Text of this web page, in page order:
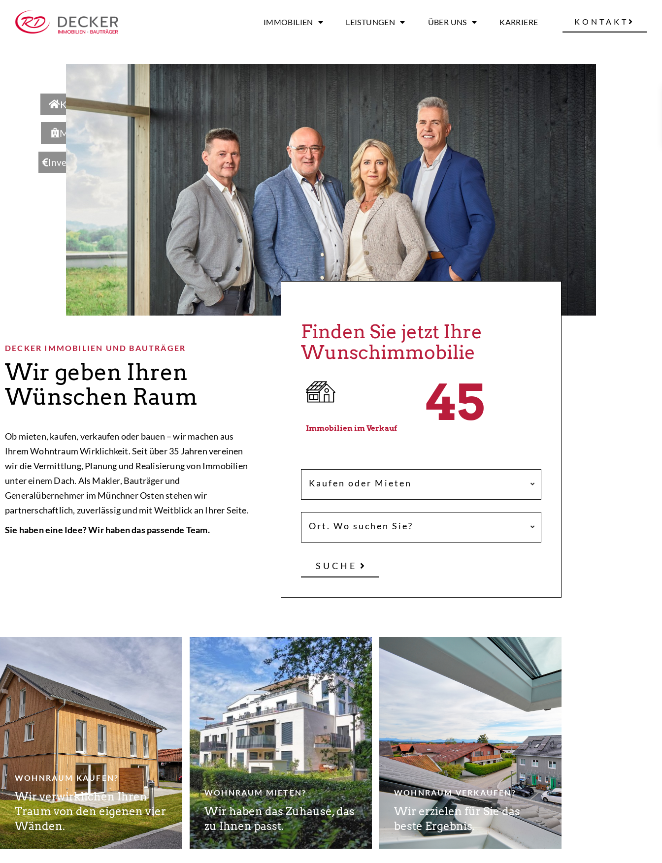
IMMOBILIEN LEISTUNGEN ÜBER UNS KARRIERE KONTAKT
Kaufen
Mieten
Investieren
DECKER IMMOBILIEN UND BAUTRÄGER
Wir geben Ihren
Wünschen Raum
Ob mieten, kaufen, verkaufen oder bauen – wir machen aus
Ihrem Wohntraum Wirklichkeit. Seit über 35 Jahren vereinen
wir die Vermittlung, Planung und Realisierung von Immobilien
unter einem Dach. Als Makler, Bauträger und
Generalübernehmer im Münchner Osten stehen wir
partnerschaftlich, zuverlässig und mit Weitblick an Ihrer Seite.
Sie haben eine Idee? Wir haben das passende Team.
Finden Sie jetzt Ihre
Wunschimmobilie
Immobilien im Verkauf 45
Kaufen oder Mieten
Ort. Wo suchen Sie?
SUCHE
WOHNRAUM KAUFEN?
Wir verwirklichen Ihren
Traum von den eigenen vier
Wänden.
WOHNRAUM MIETEN?
Wir haben das Zuhause, das
zu Ihnen passt.
WOHNRAUM VERKAUFEN?
Wir erzielen für Sie das
beste Ergebnis.